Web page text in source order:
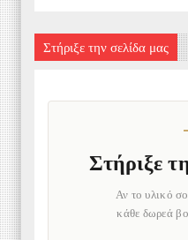
Στήριξε την σελίδα μας
Στήριξε
Αν το υλικό
κάθε δωρεά